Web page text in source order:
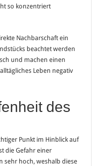
so konzentriert
Nachbarschaft ein
beachtet werden
und machen einen
Leben negativ
des
Punkt im Hinblick auf
die Gefahr einer
sehr hoch, weshalb diese